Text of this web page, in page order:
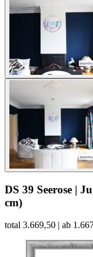
DS 39 Seerose |
cm)
total 3.669,50 | ab